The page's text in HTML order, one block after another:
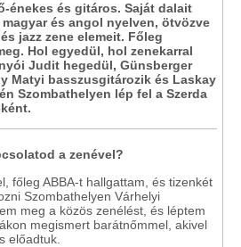
énekes és gitáros. Saját dalait
és angol nyelven, ötvözve
jazz zene elemeit. Főleg
Hol egyedül, hol zenekarral
Judit hegedül, Günsberger
Matyi basszusgitározik és Laskay
Szombathelyen lép fel a Szerda
a zenével?
főleg ABBA-t hallgattam, és tizenkét
Szombathelyen Várhelyi
meg a közös zenélést, és léptem
megismert barátnőmmel, akivel
előadtuk.